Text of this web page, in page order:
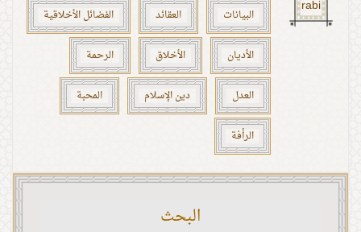
البيانات العقائد الفضائل الأخلاقية
الأديان الأخلاق الرحمة
العدل دين الإسلام المحبة
الرأفة
البحث